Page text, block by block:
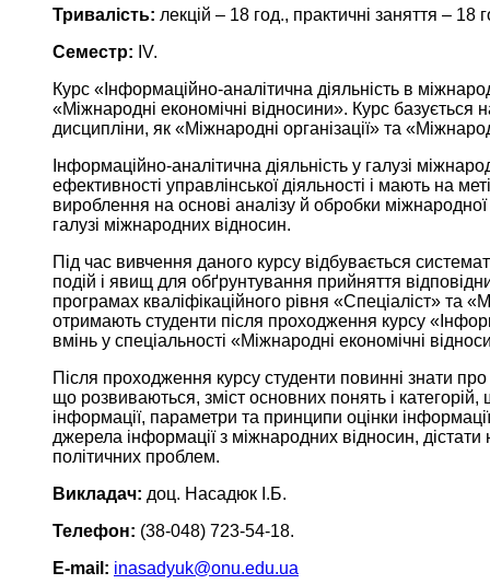
Тривалість: лекцій – 18 год., практичні заняття – 18
Семестр: IV.
Курс «Інформаційно-аналітична діяльність в
«Міжнародні економічні відносини». Курс
дисципліни, як «Міжнародні організації» та
Інформаційно-аналітична діяльність у галузі
ефективності управлінської діяльності і мають на
вироблення на основі аналізу й обробки
галузі міжнародних відносин.
Під час вивчення даного курсу відбувається
подій і явищ для обґрунтування прийняття
програмах кваліфікаційного рівня «Спеціаліст» та
отримають студенти після проходження курсу
вмінь у спеціальності «Міжнародні економічні
Після проходження курсу студенти повинні знати
що розвиваються, зміст основних понять і
інформації, параметри та принципи оцінки
джерела інформації з міжнародних відносин,
політичних проблем.
Викладач: доц. Насадюк І.Б.
Телефон: (38-048) 723-54-18.
E-mail: inasadyuk@onu.edu.ua